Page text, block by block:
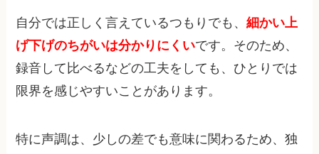
自分では正しく言えているつもりでも、細かい上
げ下げのちがいは分かりにくいです。そのため、
録音して比べるなどの工夫をしても、ひとりでは
限界を感じやすいことがあります。
特に声調は、少しの差でも意味に関わるため、独